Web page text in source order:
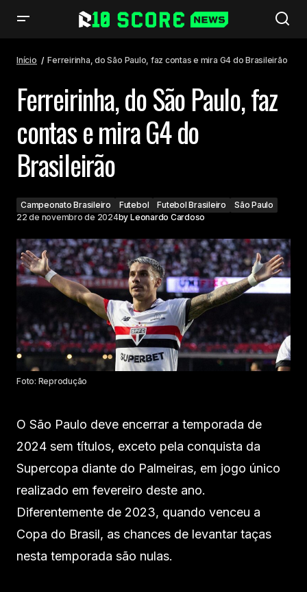
Início Ferreirinha, do São Paulo, faz contas e mira G4 do Brasileirão
Ferreirinha, do São Paulo, faz
contas e mira G4 do
Brasileirão
Campeonato Brasileiro Futebol Futebol Brasileiro
São Paulo
22 de novembro de 2024by Leonardo Cardoso
Foto: Reprodução
O São Paulo deve encerrar a temporada de
2024 sem títulos, exceto pela conquista da
Supercopa diante do Palmeiras, em jogo único
realizado em fevereiro deste ano.
Diferentemente de 2023, quando venceu a
Copa do Brasil, as chances de levantar taças
nesta temporada são nulas.